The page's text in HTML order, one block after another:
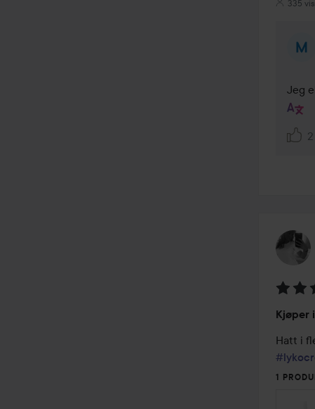
335
Jeg
5
av
5
Kjøper
1